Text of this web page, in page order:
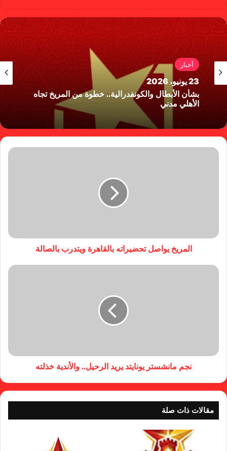
وك
أخبار
23 يونيو، 2026
بشأن الأبطال والكونفدرالية.. خطوة من المريخ تجاه
الأهلي مدني
المريخ يواصل تحضيراته بالقاهرة ويتدرب بالصالة
نجم مانشستر يونايتد يريد الرحيل.. والأندية خذلته
مقالات ذات صلة